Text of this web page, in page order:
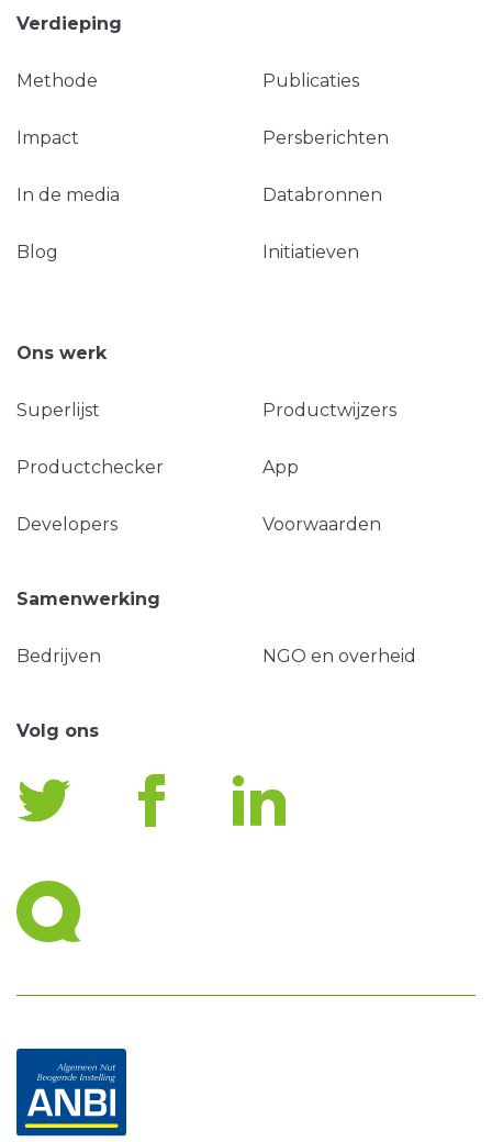
Verdieping
Methode Publicaties
Impact Persberichten
In de media Databronnen
Blog Initiatieven
Ons werk
Superlijst Productwijzers
Productchecker App
Developers Voorwaarden
Samenwerking
Bedrijven NGO en overheid
Volg ons